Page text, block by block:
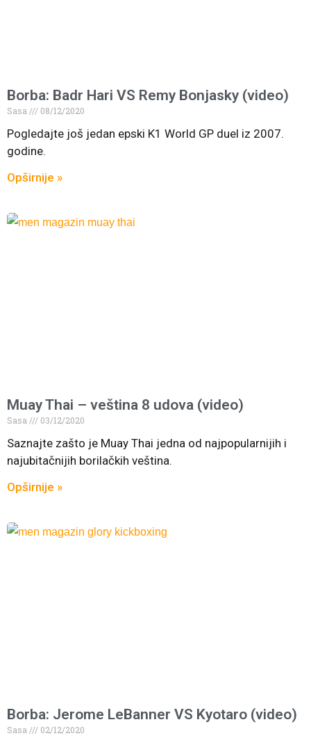
Borba: Badr Hari VS Remy Bonjasky (video)
Sasa 08/12/2020
Pogledajte još jedan epski K1 World GP duel iz 2007.
godine.
Opširnije »
Muay Thai – veština 8 udova (video)
Sasa 03/12/2020
Saznajte zašto je Muay Thai jedna od najpopularnijih i
najubitačnijih borilačkih veština.
Opširnije »
Borba: Jerome LeBanner VS Kyotaro (video)
Sasa 02/12/2020